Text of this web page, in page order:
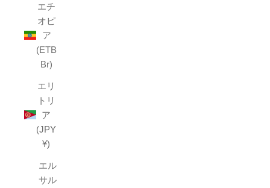
エチ
オピ
ア
(ETB
Br)
エリ
トリ
ア
(JPY
¥)
エル
サル